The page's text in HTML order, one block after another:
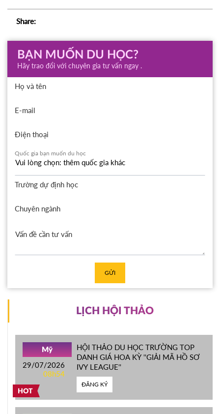
Share:
BẠN MUỐN DU HỌC?
Hãy trao đổi với chuyên gia tư vấn ngay .
Họ và tên
E-mail
Điện thoại
Quốc gia bạn muốn du học
Trường dự định học
Chuyên ngành
GỬI
LỊCH HỘI THẢO
HOT
Mỹ
29/07/2026
08h54
HỘI THẢO DU HỌC TRƯỜNG TOP
DANH GIÁ HOA KỲ ''GIẢI MÃ HỒ SƠ
IVY LEAGUE''
ĐĂNG KÝ